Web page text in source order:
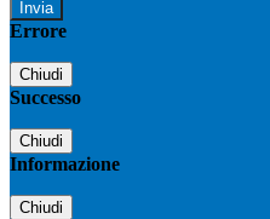
Errore
Chiudi
Successo
Chiudi
Informazione
Chiudi